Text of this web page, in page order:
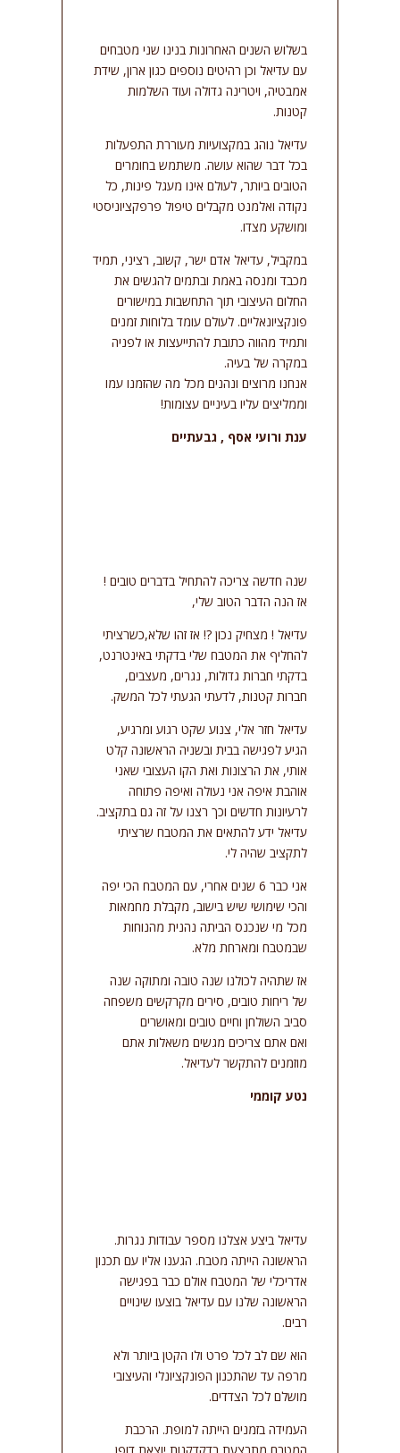
בשלוש השנים האחרונות בנינו שני מטבחים
עם עדיאל וכן רהיטים נוספים כגון ארון, שידת
אמבטיה, ויטרינה גדולה ועוד השלמות
קטנות.
עדיאל נוהג במקצועיות מעוררת התפעלות
בכל דבר שהוא עושה. משתמש בחומרים
הטובים ביותר, לעולם אינו מעגל פינות, כל
נקודה ואלמנט מקבלים טיפול פרפקציוניסטי
ומושקע מצדו.
במקביל, עדיאל אדם ישר, קשוב, רציני, תמיד
מכבד ומנסה באמת ובתמים להגשים את
החלום העיצובי תוך התחשבות במישורים
פונקציונאליים. לעולם עומד בלוחות זמנים
ותמיד מהווה כתובת להתייעצות או לפניה
במקרה של בעיה.
אנחנו מרוצים ונהנים מכל מה שהזמנו עמו
וממליצים עליו בעיניים עצומות!
ענת ורועי אסף , גבעתיים
שנה חדשה צריכה להתחיל בדברים טובים !
אז הנה הדבר הטוב שלי,
עדיאל ! מצחיק נכון ?! אז זהו שלא,כשרציתי
להחליף את המטבח שלי בדקתי באינטרנט,
בדקתי חברות גדולות, נגרים, מעצבים,
חברות קטנות, לדעתי הגעתי לכל המשק.
עדיאל חזר אלי, צנוע שקט רגוע ומרגיע,
הגיע לפגישה בבית ובשניה הראשונה קלט
אותי, את הרצונות ואת הקו העצובי שאני
אוהבת איפה אני נעולה ואיפה פתוחה
לרעיונות חדשים וכך רצנו על זה גם בתקציב.
עדיאל ידע להתאים את המטבח שרציתי
לתקציב שהיה לי.
אני כבר 6 שנים אחרי, עם המטבח הכי יפה
והכי שימושי שיש בישוב, מקבלת מחמאות
מכל מי שנכנס הביתה נהנית מהנוחות
שבמטבח ומארחת מלא.
אז שתהיה לכולנו שנה טובה ומתוקה שנה
של ריחות טובים, סירים מקרקשים משפחה
סביב השולחן וחיים טובים ומאושרים
ואם אתם צריכים מגשים משאלות אתם
מוזמנים להתקשר לעדיאל.
נטע קוממי
עדיאל ביצע אצלנו מספר עבודות נגרות.
הראשונה הייתה מטבח. הגענו אליו עם תכנון
אדריכלי של המטבח אולם כבר בפגישה
הראשונה שלנו עם עדיאל בוצעו שינויים
רבים.
הוא שם לב לכל פרט ולו הקטן ביותר ולא
מרפה עד שהתכנון הפונקציונלי והעיצובי
מושלם לכל הצדדים.
העמידה בזמנים הייתה למופת. הרכבת